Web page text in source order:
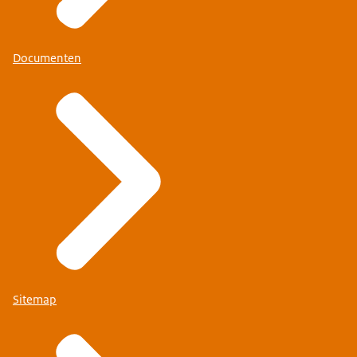
Documenten
Sitemap